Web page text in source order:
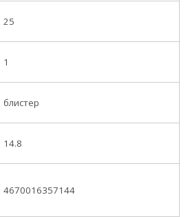
25
1
блистер
14.8
4670016357144